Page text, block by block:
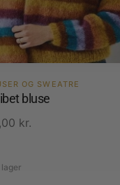
OG SWEATRE
bluse
kr.
lager